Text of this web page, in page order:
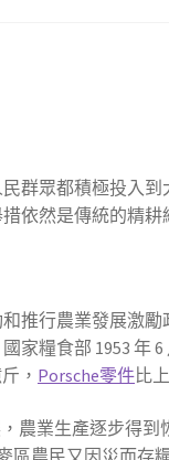
群眾都積極投入
依然是傳統的精耕
推行農業發展激
糧食部 1953 年
， Porsche零件比
農業生產逐步得
區農民又因災而